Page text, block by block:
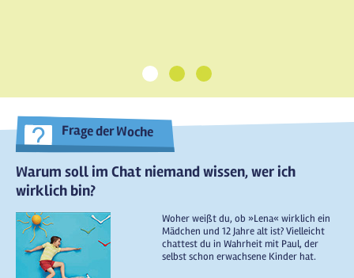
1 2 3
Frage der Woche
Warum soll im Chat niemand wissen, wer ich
wirklich bin?
Woher weißt du, ob »Lena« wirklich ein
Mädchen und 12 Jahre alt ist? Vielleicht
chattest du in Wahrheit mit Paul, der
selbst schon erwachsene Kinder hat.